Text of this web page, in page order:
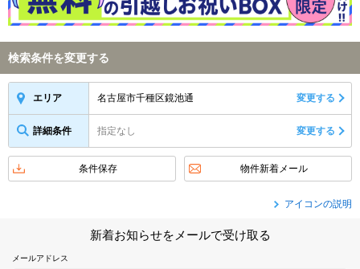
検索条件を変更する
エリア 名古屋市千種区鏡池通 変更する
詳細条件 指定なし 変更する
条件保存 物件新着メール
アイコンの説明
新着お知らせをメールで受け取る
メールアドレス